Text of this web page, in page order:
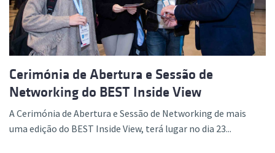
Cerimónia de Abertura e Sessão de
Networking do BEST Inside View
A Cerimónia de Abertura e Sessão de Networking de mais
uma edição do BEST Inside View, terá lugar no dia 23...